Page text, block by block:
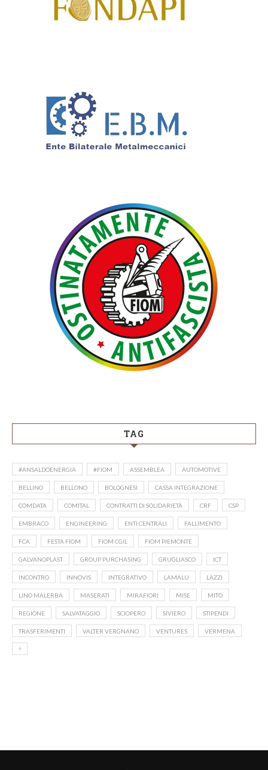
TAG
#ANSALDOENERGIA #FIOM ASSEMBLEA AUTOMOTIVE
BELLINO BELLONO BOLOGNESI CASSA INTEGRAZIONE
COMDATA COMITAL CONTRATTI DI SOLIDARIETÀ CRF CSP
EMBRACO ENGINEERING ENTI CENTRALI FALLIMENTO
FCA FESTA FIOM FIOM CGIL FIOM PIEMONTE
GALVANOPLAST GROUP PURCHASING GRUGLIASCO ICT
INCONTRO INNOVIS INTEGRATIVO LAMALU LAZZI
LINO MALERBA MASERATI MIRAFIORI MISE MITO
REGIONE SALVATAGGIO SCIOPERO SIVIERO STIPENDI
TRASFERIMENTI VALTER VERGNANO VENTURES VERMENA
⁹